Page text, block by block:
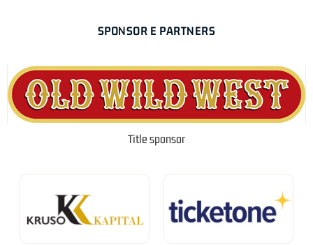
SPONSOR E PARTNERS
Title sponsor